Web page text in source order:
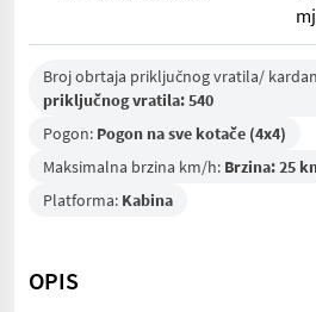
Broj obrtaja priključnog vratila/
priključnog vratila: 540
Pogon: Pogon na sve kotače (4x4)
Maksimalna brzina km/h: Brzina: 25
Platforma: Kabina
OPIS